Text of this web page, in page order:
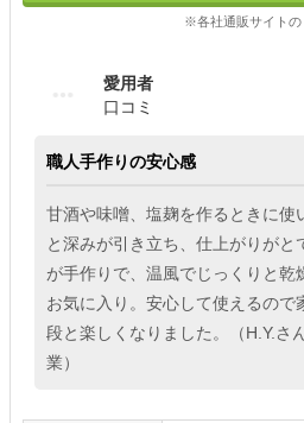
※各社通販サイトの
愛用者
口コミ
職人手作りの安心感
甘酒や味噌、塩麹を作るときに使
と深みが引き立ち、仕上がりがと
が手作りで、温風でじっくりと乾
お気に入り。安心して使えるので
段と楽しくなりました。（H.Y.さ
業）